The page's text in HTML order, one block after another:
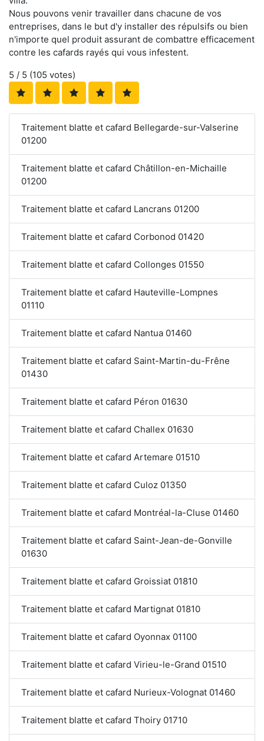
Nous pouvons venir travailler dans chacune de vos
entreprises, dans le but d'y installer des répulsifs ou bien
n'importe quel produit assurant de combattre efficacement
contre les cafards rayés qui vous infestent.
5 / 5 (105 votes)
Traitement blatte et cafard Bellegarde-sur-Valserine
01200
Traitement blatte et cafard Châtillon-en-Michaille
01200
Traitement blatte et cafard Lancrans 01200
Traitement blatte et cafard Corbonod 01420
Traitement blatte et cafard Collonges 01550
Traitement blatte et cafard Hauteville-Lompnes
01110
Traitement blatte et cafard Nantua 01460
Traitement blatte et cafard Saint-Martin-du-Frêne
01430
Traitement blatte et cafard Péron 01630
Traitement blatte et cafard Challex 01630
Traitement blatte et cafard Artemare 01510
Traitement blatte et cafard Culoz 01350
Traitement blatte et cafard Montréal-la-Cluse 01460
Traitement blatte et cafard Saint-Jean-de-Gonville
01630
Traitement blatte et cafard Groissiat 01810
Traitement blatte et cafard Martignat 01810
Traitement blatte et cafard Oyonnax 01100
Traitement blatte et cafard Virieu-le-Grand 01510
Traitement blatte et cafard Nurieux-Volognat 01460
Traitement blatte et cafard Thoiry 01710